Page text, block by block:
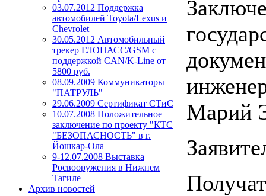
03.07.2012 Поддержка
автомобилей Toyota/Lexus и
Chevrolet
30.05.2012 Автомобильный
трекер ГЛОНАСС/GSM с
поддержкой CAN/K-Line от
5800 руб.
08.09.2009 Коммуникаторы
"ПАТРУЛЬ"
29.06.2009 Сертификат СТиС
10.07.2008 Положительное
заключение по проекту "КТС
"БЕЗОПАСНОСТЬ" в г.
Йошкар-Ола
9-12.07.2008 Выставка
Росвооружения в Нижнем
Тагиле
Архив новостей
Марий